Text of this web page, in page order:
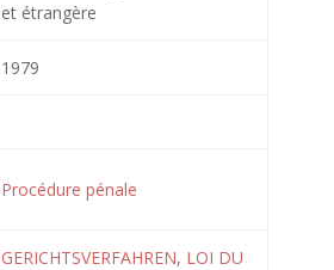
et étrangère
1979
Procédure pénale
GERICHTSVERFAHREN, LOI DU